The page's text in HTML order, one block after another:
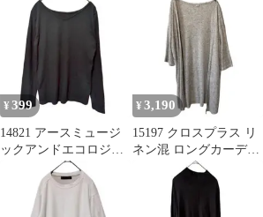
ック黒
¥ 399
14821 アースミュージ
ックアンドエコロジー
長袖 Tシャツ S 黒 リブ
¥ 3,190
15197 クロスプラス リ
ネン混 ロングカーディ
ガン M グレー 羽織り